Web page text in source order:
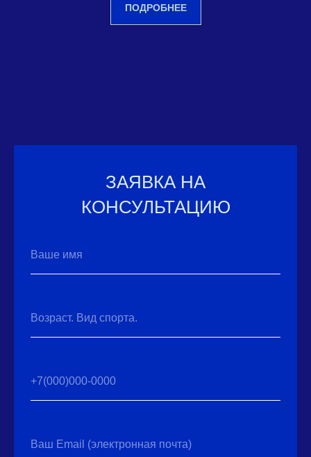
ПОДРОБНЕЕ
ЗАЯВКА НА
КОНСУЛЬТАЦИЮ
Ваше имя
Возраст. Вид спорта.
+7(000)000-0000
Ваш Email (электронная почта)